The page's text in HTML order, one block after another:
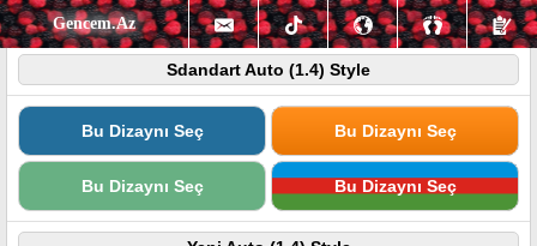
Gencem.Az
Sdandart Auto (1.4) Style
Bu Dizaynı Seç Bu Dizaynı Seç
Bu Dizaynı Seç Bu Dizaynı Seç